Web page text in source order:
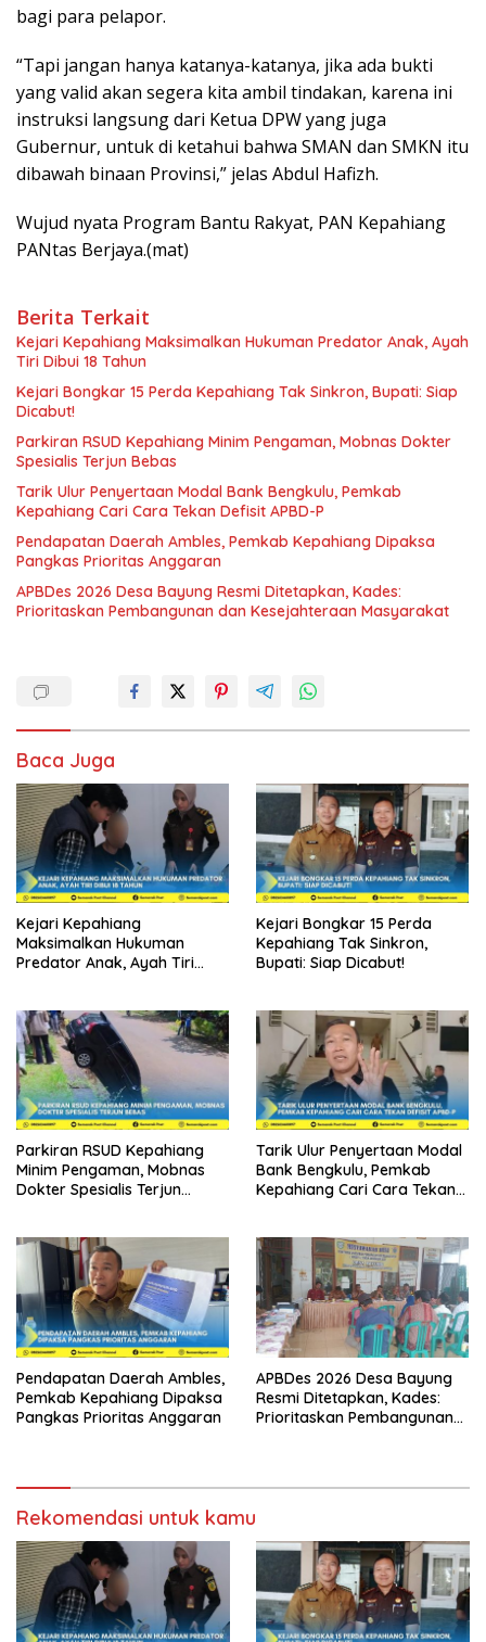
bagi para pelapor.
“Tapi jangan hanya katanya-katanya, jika ada bukti
yang valid akan segera kita ambil tindakan, karena ini
instruksi langsung dari Ketua DPW yang juga
Gubernur, untuk di ketahui bahwa SMAN dan SMKN itu
dibawah binaan Provinsi,” jelas Abdul Hafizh.
Wujud nyata Program Bantu Rakyat, PAN Kepahiang
PANtas Berjaya.(mat)
Berita Terkait
Kejari Kepahiang Maksimalkan Hukuman Predator Anak, Ayah
Tiri Dibui 18 Tahun
Kejari Bongkar 15 Perda Kepahiang Tak Sinkron, Bupati: Siap
Dicabut!
Parkiran RSUD Kepahiang Minim Pengaman, Mobnas Dokter
Spesialis Terjun Bebas
Tarik Ulur Penyertaan Modal Bank Bengkulu, Pemkab
Kepahiang Cari Cara Tekan Defisit APBD-P
Pendapatan Daerah Ambles, Pemkab Kepahiang Dipaksa
Pangkas Prioritas Anggaran
APBDes 2026 Desa Bayung Resmi Ditetapkan, Kades:
Prioritaskan Pembangunan dan Kesejahteraan Masyarakat
Baca Juga
Kejari Kepahiang
Maksimalkan Hukuman
Predator Anak, Ayah Tiri
Kejari Bongkar 15 Perda
Kepahiang Tak Sinkron,
Bupati: Siap Dicabut!
Parkiran RSUD Kepahiang
Minim Pengaman, Mobnas
Dokter Spesialis Terjun
Tarik Ulur Penyertaan Modal
Bank Bengkulu, Pemkab
Kepahiang Cari Cara Tekan
Pendapatan Daerah Ambles,
Pemkab Kepahiang Dipaksa
Pangkas Prioritas Anggaran
APBDes 2026 Desa Bayung
Resmi Ditetapkan, Kades:
Prioritaskan Pembangunan
Rekomendasi untuk kamu